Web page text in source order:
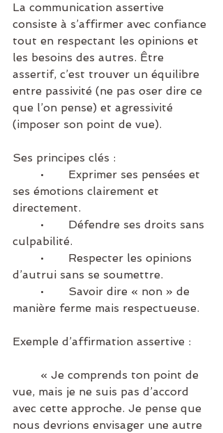
La communication assertive
consiste à s’affirmer avec confiance
tout en respectant les opinions et
les besoins des autres. Être
assertif, c’est trouver un équilibre
entre passivité (ne pas oser dire ce
que l’on pense) et agressivité
(imposer son point de vue).
Ses principes clés :
ses émotions clairement et
directement.
culpabilité.
d’autrui sans se soumettre.
manière ferme mais respectueuse.
Exemple d’affirmation assertive :
vue, mais je ne suis pas d’accord
avec cette approche. Je pense que
nous devrions envisager une autre